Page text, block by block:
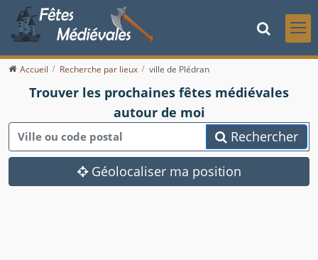
Accueil Recherche par lieux ville de Plédran
Trouver les prochaines fêtes médiévales
autour de moi
Rechercher
Géolocaliser ma position